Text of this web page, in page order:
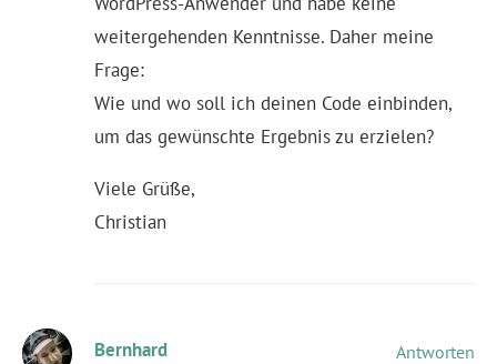
weitergehenden Kenntnisse. Daher meine
Frage:
Wie und wo soll ich deinen Code einbinden,
um das gewünschte Ergebnis zu erzielen?
Viele Grüße,
Christian
Bernhard Antworten